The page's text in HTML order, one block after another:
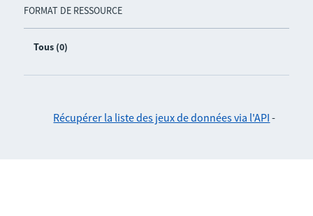
FORMAT DE RESSOURCE
Tous (0)
Récupérer la liste des jeux de données via l'API -